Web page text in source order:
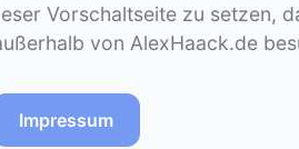
Vorschaltseite zu setzen,
von AlexHaack.de
Impressum